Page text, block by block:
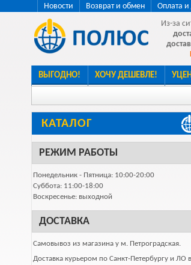
Новости Возврат и обмен Оплата и
Из-за
ВЫГОДНО! ХОЧУ ДЕШЕВЛЕ!
КАТАЛОГ
РЕЖИМ РАБОТЫ
Понедельник - Пятница: 10:00-20:00
Суббота: 11:00-18:00
Воскресенье: выходной
ДОСТАВКА
Самовывоз из магазина у м. Петроградская.
Доставка курьером по Санкт-Петербургу и ЛО в